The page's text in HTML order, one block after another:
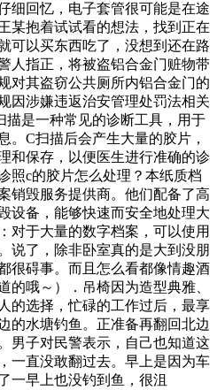
细回忆，电子套管很可能是在途
某抱着试试看的想法，找到正在
可以买东西吃了，没想到还在路
人指正，将被盗铝合金门赃物带
对其盗窃公共厕所内铝合金门的
因涉嫌违返治安管理处罚法相关
描是一种常见的诊断工具，用于
。C扫描后会产生大量的胶片，
和保存，以便医生进行准确的诊
照c的胶片怎么处理？本纸质档
销毁服务提供商。他们配备了高
设备，能够快速而安全地处理大
对于大量的数字档案，可以使用
说了，除非卧室真的是大到没朋
很碍事。而且怎么看都像情趣酒
的哦～）．吊椅因为造型典雅、
的选择，忙碌的工作过后，最享
的水塘钓鱼。正准备再翻回北边
男子对民警表示，自己也知道这
一直没敢翻过去。早上是因为车
一早上也没钓到鱼，很沮